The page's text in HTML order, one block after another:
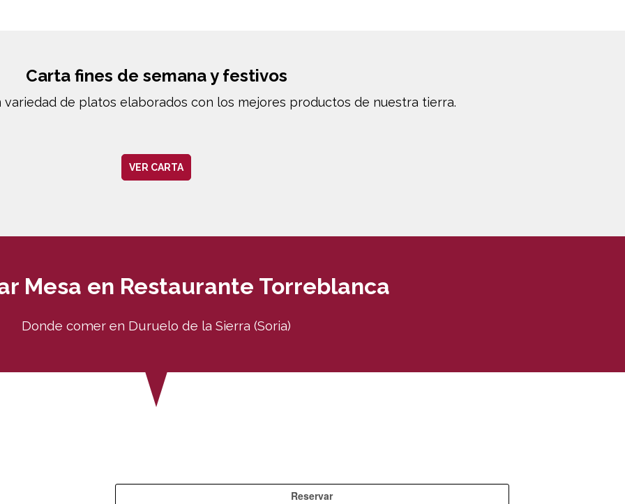
Carta fines de semana y festivos
variedad de platos elaborados con los mejores productos de nuestra tierra.
VER CARTA
Mesa en Restaurante Torreblanca
Donde comer en Duruelo de la Sierra (Soria)